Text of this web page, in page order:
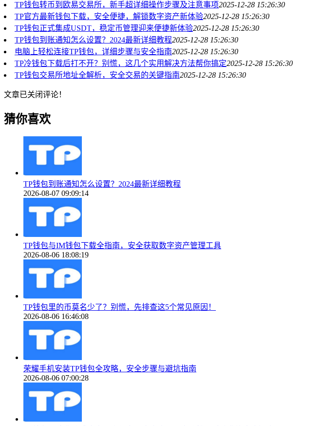
TP钱包转币到欧易交易所，新手超详细操作步骤及注意事项2025-12-28 15:26:30
TP官方最新钱包下载，安全便捷，解锁数字资产新体验2025-12-28 15:26:30
TP钱包正式集成USDT，稳定币管理迎来便捷新体验2025-12-28 15:26:30
TP钱包到账通知怎么设置？2024最新详细教程2025-12-28 15:26:30
电脑上轻松连接TP钱包，详细步骤与安全指南2025-12-28 15:26:30
TP冷钱包下载后打不开？别慌，这几个实用解决方法帮你搞定2025-12-28 15:26:30
TP钱包交易所地址全解析，安全交易的关键指南2025-12-28 15:26:30
文章已关闭评论！
猜你喜欢
TP钱包到账通知怎么设置？2024最新详细教程
2026-08-07 09:09:14
TP钱包与IM钱包下载全指南，安全获取数字资产管理工具
2026-08-06 18:08:19
TP钱包里的币莫名少了？别慌，先排查这5个常见原因！
2026-08-06 16:46:08
荣耀手机安装TP钱包全攻略，安全步骤与避坑指南
2026-08-06 07:00:28